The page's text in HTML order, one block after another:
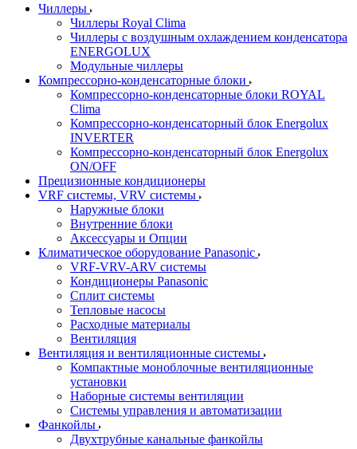
Чиллеры
Чиллеры Royal Clima
Чиллеры с воздушным охлаждением конденсатора
ENERGOLUX
Модульные чиллеры
Компрессорно-конденсаторные блоки
Компрессорно-конденсаторные блоки ROYAL
Clima
Компрессорно-конденсаторный блок Energolux
INVERTER
Компрессорно-конденсаторный блок Energolux
ON/OFF
Прецизионные кондиционеры
VRF системы, VRV системы
Наружные блоки
Внутренние блоки
Аксессуары и Опции
Климатическое оборудование Panasonic
VRF-VRV-ARV системы
Кондиционеры Panasonic
Сплит системы
Тепловые насосы
Расходные материалы
Вентиляция
Вентиляция и вентиляционные системы
Компактные моноблочные вентиляционные
установки
Наборные системы вентиляции
Системы управления и автоматизации
Фанкойлы
Двухтрубные канальные фанкойлы